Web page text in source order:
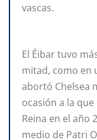
vascas.
El Éibar tuvo
mitad, como en
abortó Chelsea
ocasión a la
Reina en el año
medio de Patri